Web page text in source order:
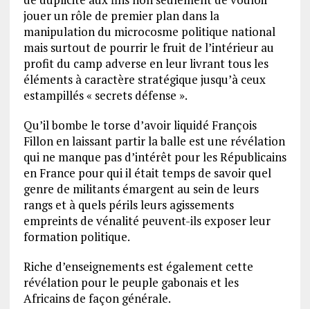
jouer un rôle de premier plan dans la
manipulation du microcosme politique national
mais surtout de pourrir le fruit de l’intérieur au
profit du camp adverse en leur livrant tous les
éléments à caractère stratégique jusqu’à ceux
estampillés « secrets défense ».
Qu’il bombe le torse d’avoir liquidé François
Fillon en laissant partir la balle est une révélation
qui ne manque pas d’intérêt pour les Républicains
en France pour qui il était temps de savoir quel
genre de militants émargent au sein de leurs
rangs et à quels périls leurs agissements
empreints de vénalité peuvent-ils exposer leur
formation politique.
Riche d’enseignements est également cette
révélation pour le peuple gabonais et les
Africains de façon générale.